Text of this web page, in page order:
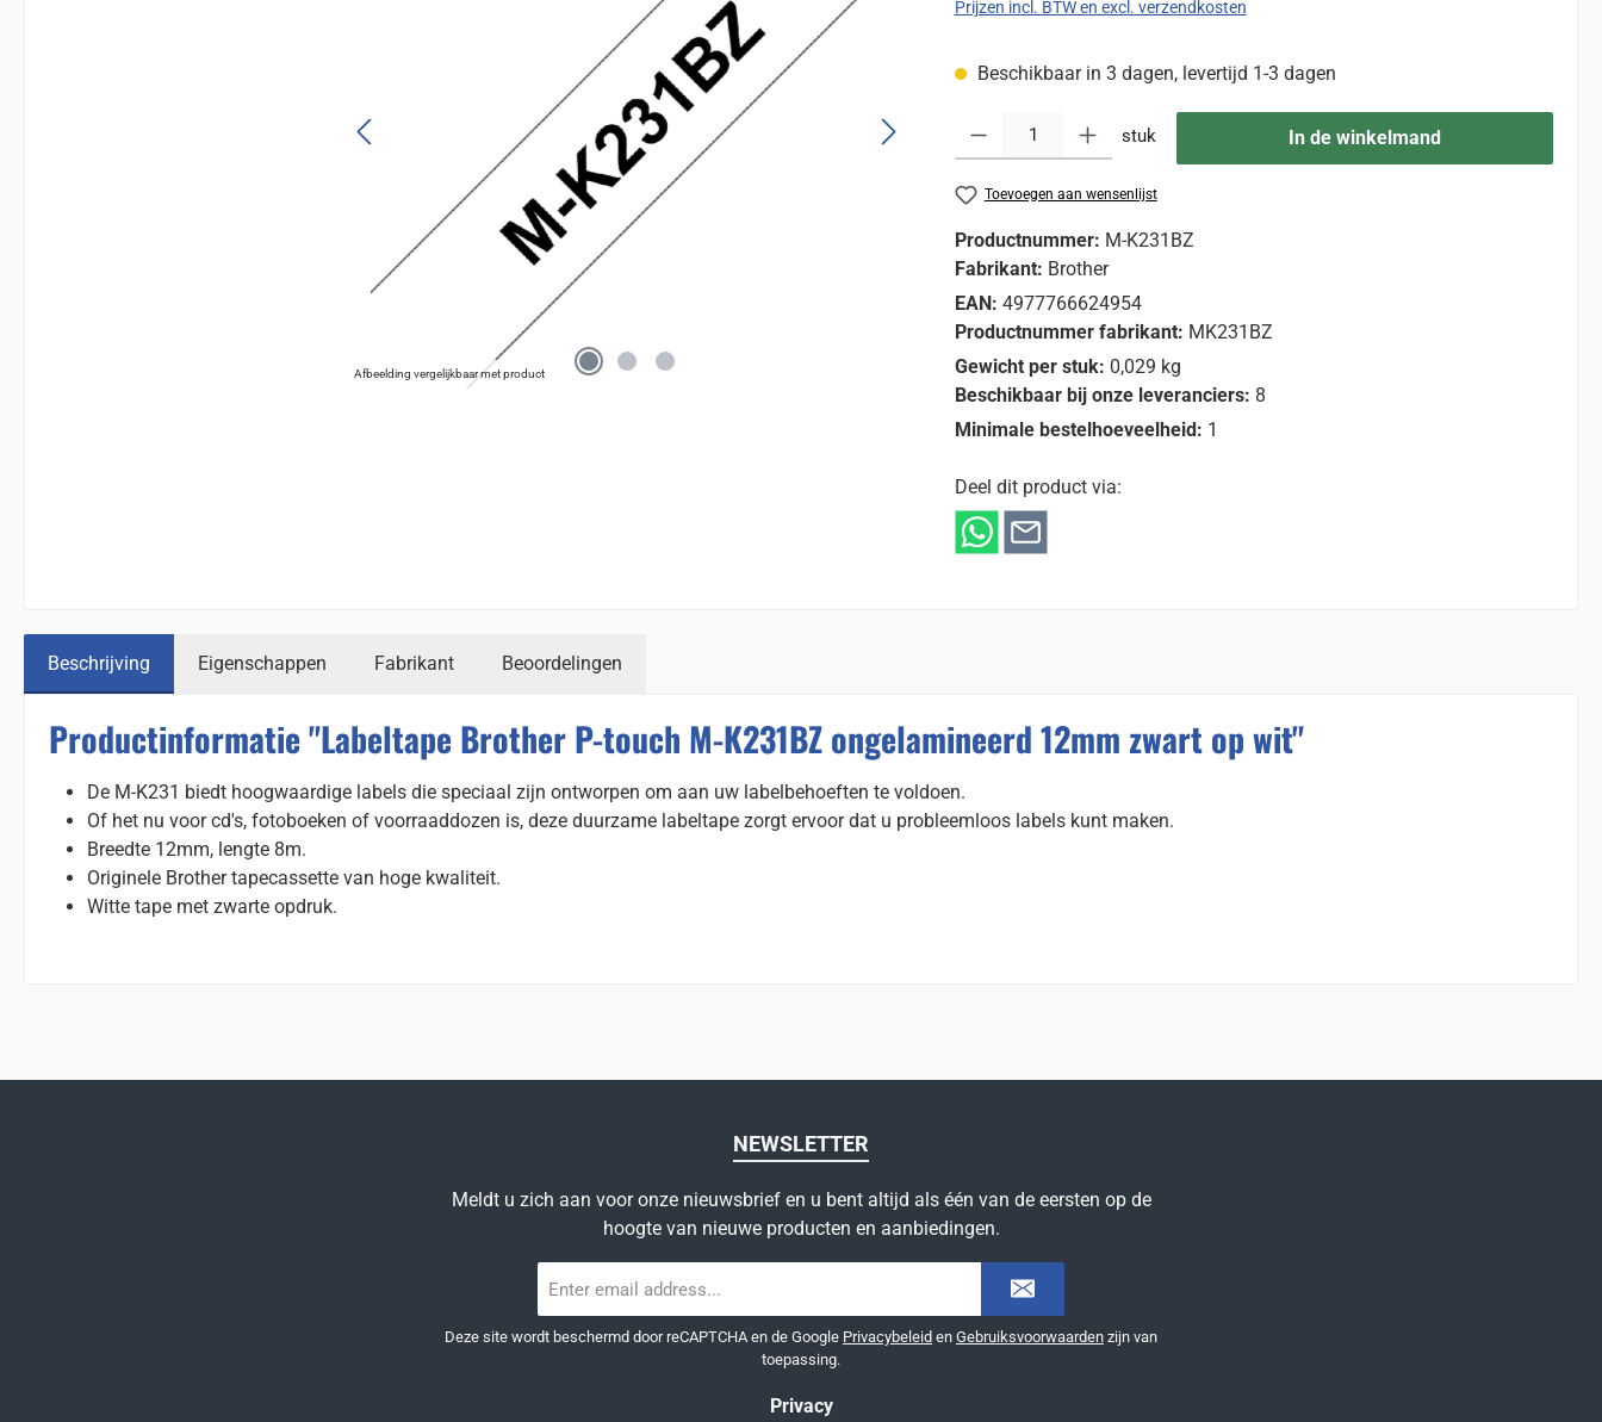
Afbeelding vergelijkbaar met product
Prijzen incl. BTW en excl. verzendkosten
Beschikbaar in 3 dagen, levertijd 1-3 dagen
Producthoeveelheid: Voer de gewenste hoeveelheid in of gebruik de knoppen om de
stuk In de winkelmand
Toevoegen aan wensenlijst
Productnummer: M-K231BZ
Fabrikant: Brother
EAN: 4977766624954
Productnummer fabrikant: MK231BZ
Gewicht per stuk: 0,029 kg
Beschikbaar bij onze leveranciers: 8
Minimale bestelhoeveelheid: 1
Deel dit product via:
Beschrijving Eigenschappen Fabrikant Beoordelingen
Productinformatie "Labeltape Brother P-touch M-K231BZ ongelamineerd 12mm zwart op wit"
De M-K231 biedt hoogwaardige labels die speciaal zijn ontworpen om aan uw labelbehoeften te voldoen.
Of het nu voor cd's, fotoboeken of voorraaddozen is, deze duurzame labeltape zorgt ervoor dat u probleemloos labels kunt maken.
Breedte 12mm, lengte 8m.
Originele Brother tapecassette van hoge kwaliteit.
Witte tape met zwarte opdruk.
NEWSLETTER
Meldt u zich aan voor onze nieuwsbrief en u bent altijd als één van de eersten op de
hoogte van nieuwe producten en aanbiedingen.
mailadres
Deze site wordt beschermd door reCAPTCHA en de Google Privacybeleid en Gebruiksvoorwaarden zijn van
toepassing.
Privacy